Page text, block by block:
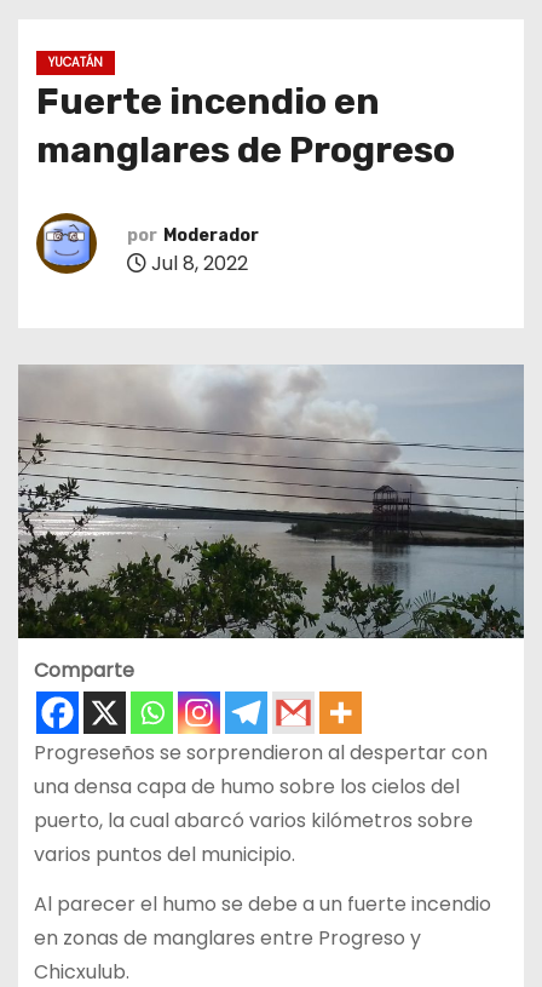
YUCATÁN
Fuerte incendio en
manglares de Progreso
por Moderador
Jul 8, 2022
Comparte
Progreseños se sorprendieron al despertar con
una densa capa de humo sobre los cielos del
puerto, la cual abarcó varios kilómetros sobre
varios puntos del municipio.
Al parecer el humo se debe a un fuerte incendio
en zonas de manglares entre Progreso y
Chicxulub.